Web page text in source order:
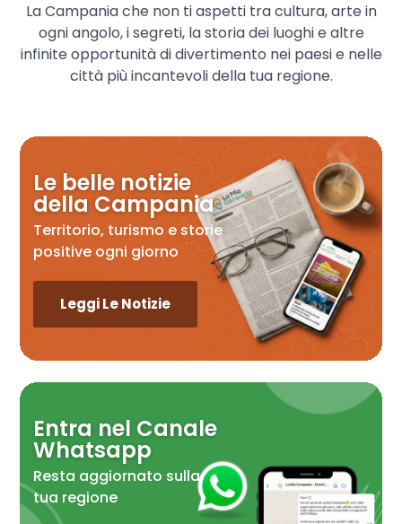
La Campania che non ti aspetti tra cultura, arte in
ogni angolo, i segreti, la storia dei luoghi e altre
infinite opportunità di divertimento nei paesi e nelle
città più incantevoli della tua regione.
Le belle notizie
della Campania
Territorio, turismo e storie
positive ogni giorno
Leggi Le Notizie
Entra nel Canale
Whatsapp
Resta aggiornato sulla
tua regione